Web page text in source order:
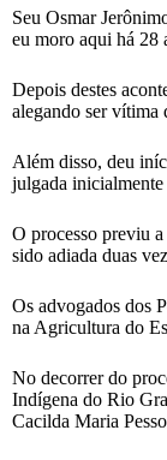
Seu Osmar
eu moro aqui há 28
Depois destes
alegando ser vítima
Além disso, deu
julgada inicialmente
O processo previu
sido adiada duas
Os advogados dos
na Agricultura do
No decorrer do
Indígena do Rio
Cacilda Maria